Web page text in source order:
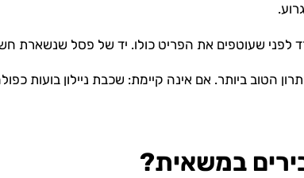
לפני שעוטפים את הפריט כולו. יד של פסל שנשארת
הטוב ביותר. אם אינה קיימת: שכבת ניילון בועות
במשאית?